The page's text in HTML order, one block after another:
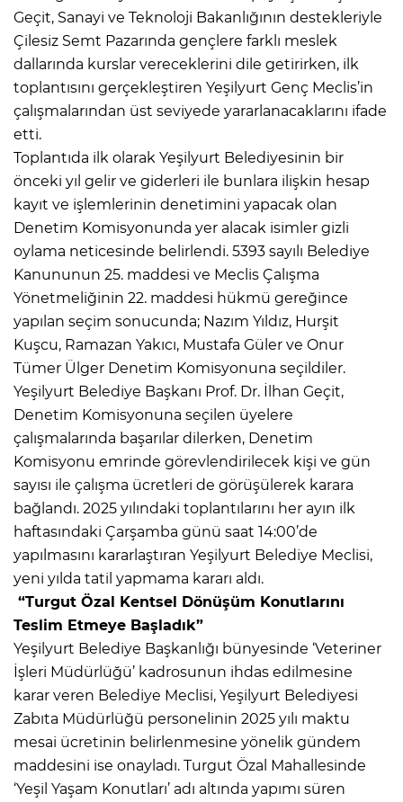
Geçit, Sanayi ve Teknoloji Bakanlığının destekleriyle
Çilesiz Semt Pazarında gençlere farklı meslek
dallarında kurslar vereceklerini dile getirirken, ilk
toplantısını gerçekleştiren Yeşilyurt Genç Meclis’in
çalışmalarından üst seviyede yararlanacaklarını ifade
etti.
Toplantıda ilk olarak Yeşilyurt Belediyesinin bir
önceki yıl gelir ve giderleri ile bunlara ilişkin hesap
kayıt ve işlemlerinin denetimini yapacak olan
Denetim Komisyonunda yer alacak isimler gizli
oylama neticesinde belirlendi. 5393 sayılı Belediye
Kanununun 25. maddesi ve Meclis Çalışma
Yönetmeliğinin 22. maddesi hükmü gereğince
yapılan seçim sonucunda; Nazım Yıldız, Hurşit
Kuşcu, Ramazan Yakıcı, Mustafa Güler ve Onur
Tümer Ülger Denetim Komisyonuna seçildiler.
Yeşilyurt Belediye Başkanı Prof. Dr. İlhan Geçit,
Denetim Komisyonuna seçilen üyelere
çalışmalarında başarılar dilerken, Denetim
Komisyonu emrinde görevlendirilecek kişi ve gün
sayısı ile çalışma ücretleri de görüşülerek karara
bağlandı. 2025 yılındaki toplantılarını her ayın ilk
haftasındaki Çarşamba günü saat 14:00’de
yapılmasını kararlaştıran Yeşilyurt Belediye Meclisi,
yeni yılda tatil yapmama kararı aldı.
“Turgut Özal Kentsel Dönüşüm Konutlarını
Teslim Etmeye Başladık”
Yeşilyurt Belediye Başkanlığı bünyesinde ‘Veteriner
İşleri Müdürlüğü’ kadrosunun ihdas edilmesine
karar veren Belediye Meclisi, Yeşilyurt Belediyesi
Zabıta Müdürlüğü personelinin 2025 yılı maktu
mesai ücretinin belirlenmesine yönelik gündem
maddesini ise onayladı. Turgut Özal Mahallesinde
‘Yeşil Yaşam Konutları’ adı altında yapımı süren